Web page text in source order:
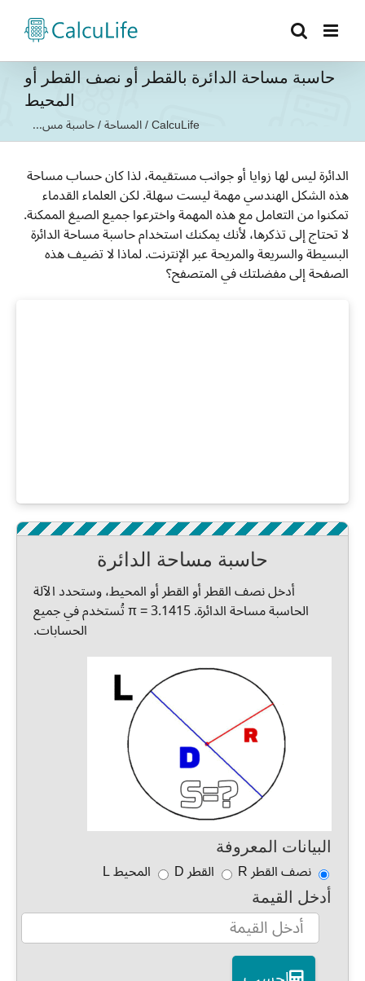
حاسبة مساحة الدائرة بالقطر أو نصف القطر أو
المحيط
CalcuLife
/المساحة/حاسبة مس...
الدائرة ليس لها زوايا أو جوانب مستقيمة، لذا كان حساب مساحة
هذه الشكل الهندسي مهمة ليست سهلة. لكن العلماء القدماء
تمكنوا من التعامل مع هذه المهمة واخترعوا جميع الصيغ الممكنة.
لا تحتاج إلى تذكرها، لأنك يمكنك استخدام حاسبة مساحة الدائرة
البسيطة والسريعة والمريحة عبر الإنترنت. لماذا لا تضيف هذه
الصفحة إلى مفضلتك في المتصفح؟
حاسبة مساحة الدائرة
أدخل نصف القطر أو القطر أو المحيط، وستحدد الآلة
الحاسبة مساحة الدائرة. π = 3.1415 تُستخدم في جميع
الحسابات.
البيانات المعروفة
نصف القطر R القطر D المحيط L
أدخل القيمة